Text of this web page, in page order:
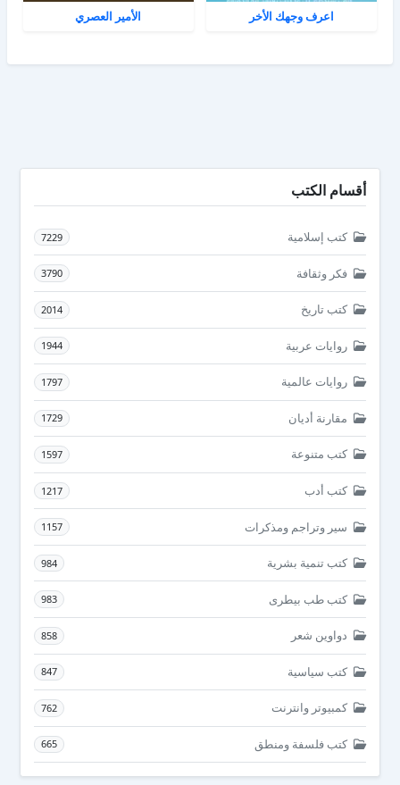
اعرف وجهك الأخر الأمير العصري
أقسام الكتب
كتب إسلامية 7229
فكر وثقافة 3790
كتب تاريخ 2014
روايات عربية 1944
روايات عالمية 1797
مقارنة أديان 1729
كتب متنوعة 1597
كتب أدب 1217
سير وتراجم ومذكرات 1157
كتب تنمية بشرية 984
كتب طب بيطرى 983
دواوين شعر 858
كتب سياسية 847
كمبيوتر وانترنت 762
كتب فلسفة ومنطق 665